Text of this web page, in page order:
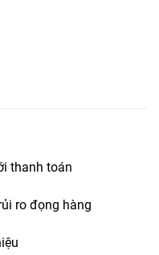
thanh toán
ro đọng hàng